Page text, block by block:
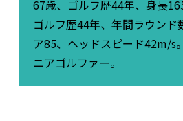
67歳、ゴルフ歴44年、身長
ゴルフ歴44年、年間ラウンド
ア85、ヘッドスピード42m/s
ニアゴルファー。